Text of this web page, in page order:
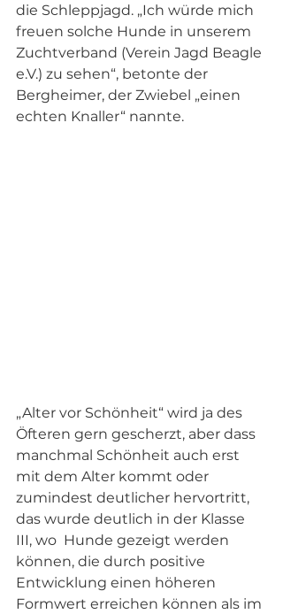
die Schleppjagd. „Ich würde mich
freuen solche Hunde in unserem
Zuchtverband (Verein Jagd Beagle
e.V.) zu sehen“, betonte der
Bergheimer, der Zwiebel „einen
echten Knaller“ nannte.
„Alter vor Schönheit“ wird ja des
Öfteren gern gescherzt, aber dass
manchmal Schönheit auch erst
mit dem Alter kommt oder
zumindest deutlicher hervortritt,
das wurde deutlich in der Klasse
III, wo  Hunde gezeigt werden
können, die durch positive
Entwicklung einen höheren
Formwert erreichen können als im